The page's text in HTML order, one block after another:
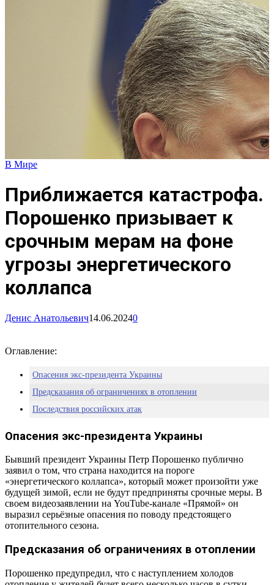
В Мире
Приближается катастрофа.
Порошенко призывает к
срочным мерам на фоне
угрозы энергетического
коллапса
Денис Анатольевич14.06.20240
Оглавление:
Опасения экс-президента Украины
Предсказания об ограничениях в отоплении
Последствия российских атак
Опасения экс-президента Украины
Бывший президент Украины Петр Порошенко публично
заявил о том, что страна находится на пороге
«энергетического коллапса», который может произойти уже
будущей зимой, если не будут предприняты срочные меры. В
своем видеозаявлении на YouTube-канале «Прямой» он
выразил серьёзные опасения по поводу предстоящего
отопительного сезона.
Предсказания об ограничениях в отоплении
Порошенко предупредил, что с наступлением холодов